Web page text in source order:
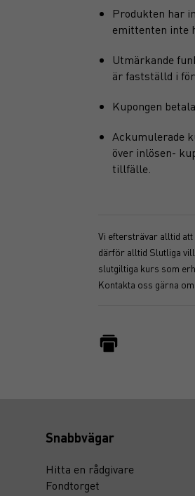
Produkten har
emittenten inte
Utmärkande
är fastställd i
Kupongen
Ackumulerade
över inlösen-
tillfälle.
Vi eftersträvar alltid
därför alltid Slutliga
slutgiltiga kurs som
Kontakta oss gärna
Snabbvägar
Hitta en rådgivare
Fondtorget